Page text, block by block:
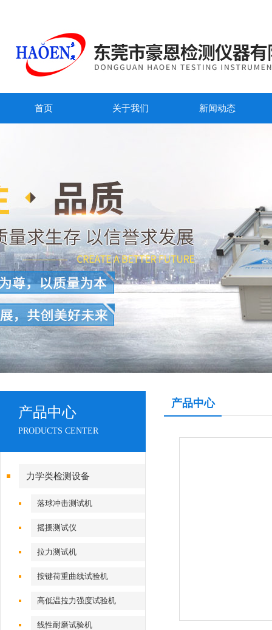
首页 关于我们 新闻动态
产品中心
PRODUCTS CENTER
力学类检测设备
落球冲击测试机
摇摆测试仪
拉力测试机
按键荷重曲线试验机
高低温拉力强度试验机
线性耐磨试验机
产品中心